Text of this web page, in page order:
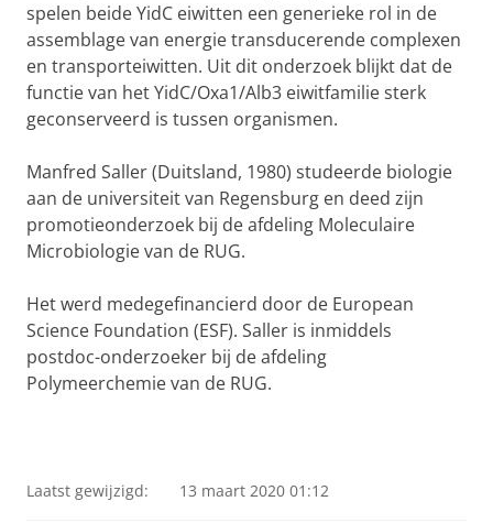
spelen beide YidC eiwitten een generieke rol in de
assemblage van energie transducerende complexen
en transporteiwitten. Uit dit onderzoek blijkt dat de
functie van het YidC/Oxa1/Alb3 eiwitfamilie sterk
geconserveerd is tussen organismen.
Manfred Saller (Duitsland, 1980) studeerde biologie
aan de universiteit van Regensburg en deed zijn
promotieonderzoek bij de afdeling Moleculaire
Microbiologie van de RUG.
Het werd medegefinancierd door de European
Science Foundation (ESF). Saller is inmiddels
postdoc-onderzoeker bij de afdeling
Polymeerchemie van de RUG.
Laatst gewijzigd: 13 maart 2020 01:12